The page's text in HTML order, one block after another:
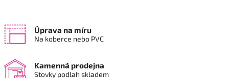
Úprava na míru
Na koberce nebo PVC
Kamenná prodejna
Stovky podlah skladem